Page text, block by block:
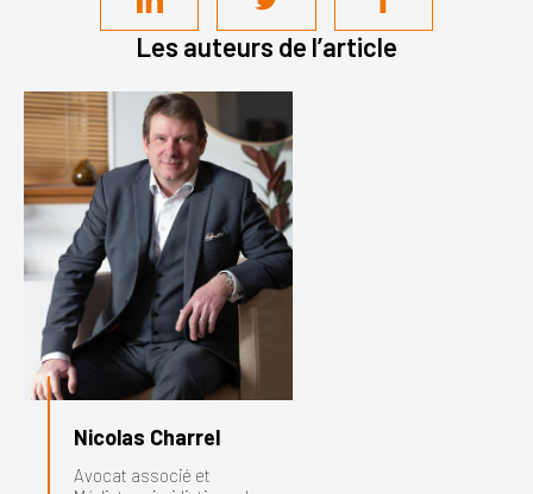
Les auteurs de l’article
Nicolas Charrel
Avocat associé et